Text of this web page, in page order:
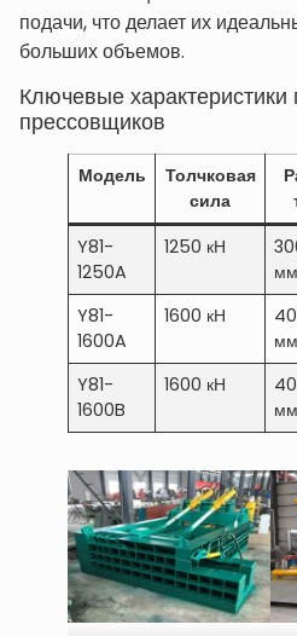
подачи, что делает их
больших объемов.
Ключевые характеристики
прессовщиков
Модель
Толчковая
сила
Y81-
1250A
1250 кН
мм
Y81-
1600A
1600 кН
мм
Y81-
1600B
1600 кН
мм